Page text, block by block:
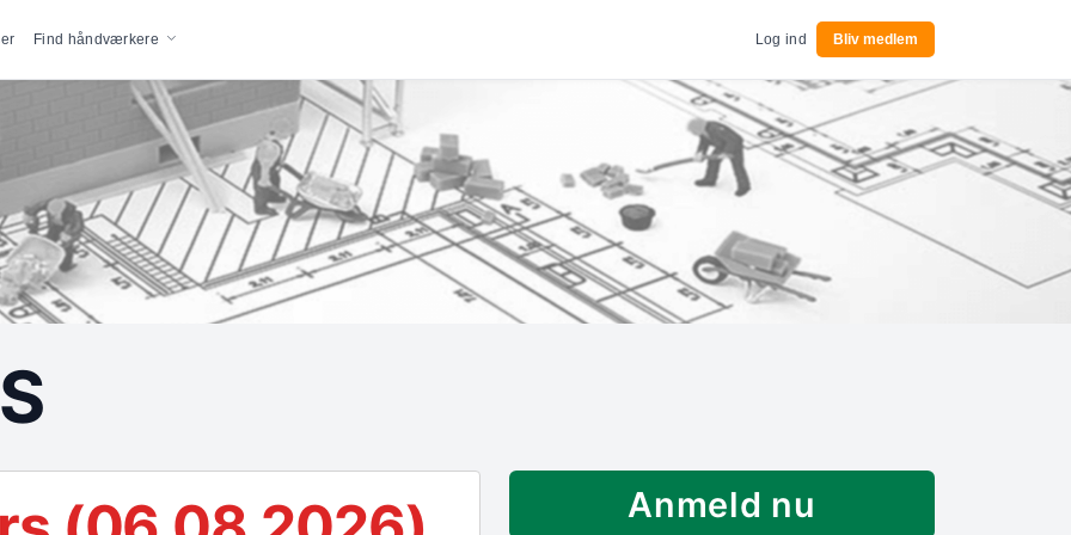
Find håndværkere Log ind Bliv medlem
Anmeld nu